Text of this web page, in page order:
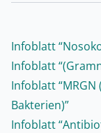
Infoblatt
Infoblatt
Infoblatt
Bakterien)”
Infoblatt